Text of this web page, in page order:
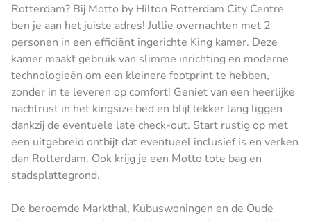
Rotterdam? Bij Motto by Hilton Rotterdam City Centre
ben je aan het juiste adres! Jullie overnachten met 2
personen in een efficiënt ingerichte King kamer. Deze
kamer maakt gebruik van slimme inrichting en moderne
technologieën om een kleinere footprint te hebben,
zonder in te leveren op comfort! Geniet van een heerlijke
nachtrust in het kingsize bed en blijf lekker lang liggen
dankzij de eventuele late check-out. Start rustig op met
een uitgebreid ontbijt dat eventueel inclusief is en verken
dan Rotterdam. Ook krijg je een Motto tote bag en
stadsplattegrond.
De beroemde Markthal, Kubuswoningen en de Oude